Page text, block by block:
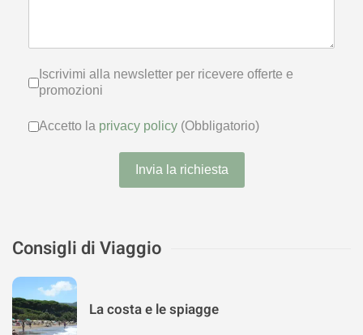
Iscrivimi alla newsletter per
Iscrivimi alla newsletter per ricevere offerte e
promozioni
Accetto laprivacy policy
Accetto la privacy policy (Obbligatorio)
Invia la richiesta
Consigli di Viaggio
La costa e le spiagge